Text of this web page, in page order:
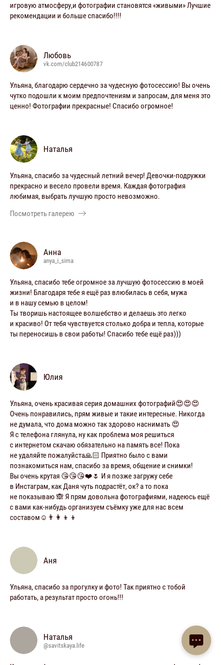
игровую атмосферу,и фотографии становятся «живыми» Лучшие
рекомендации и больше спасибо!!!!
Любовь
vk.com/club214600787
Ульяна, благодарю сердечно за чудесную фотосессию! Вы очень
чутко подошли к моим предпочтениям и запросам, для меня это
ценно! Фотографии прекрасные! Спасибо огромное!
Наталья
Ульяна, спасибо за чудесный летний вечер! Девочки-подружки
прекрасно и весело провели время. Каждая фотография
любимая, выбрать лучшую просто невозможно.
Посмотреть галерею
Анна
anya_i_sima
Ульяна, спасибо тебе огромное за лучшую фотосессию в моей
жизни! Благодаря тебе я ещё раз влюбилась в себя, мужа
и в нашу семью в целом!
Ты творишь настоящее волшебство и делаешь это легко
и красиво! От тебя чувствуется столько добра и тепла, которые
ты переносишь в свои работы! Спасибо тебе ещё раз)))
Юлия
Ульяна, очень красивая серия домашних фотографий😍😍😍
Очень понравились, прям живые и такие интересные. Никогда
не думала, что дома можно так здорово наснимать 😍
Я с телефона глянула, ну как проблема моя решиться
с интернетом скачаю обязательно на память все! Пока
не удаляйте пожалуйста🙏🏻 Приятно было с вами
познакомиться нам, спасибо за время, общение и снимки!
Вы очень крутая 😘😘😘❤️🌷 И я позже загружу себе
в Инстаграм, как Даня чуть подрастёт, ок? а то пока
не показываю 🙈 Я прям довольна фотографиями, надеюсь ещё
с вами как-нибудь организуем съёмку уже для нас всем
составом☺️👨‍👩‍👦‍👦
Аня
Ульяна, спасибо за прогулку и фото! Так приятно с тобой
работать, а результат просто огонь!!!
Наталья
@savitskaya.life